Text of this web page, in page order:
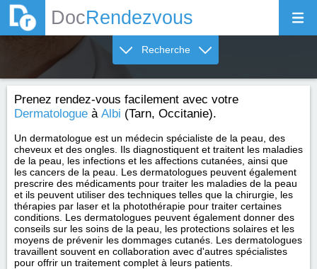
DocRendezvous
Recherche
Prenez rendez-vous facilement avec votre
Dermatologue à Albi (Tarn, Occitanie).
Un dermatologue est un médecin spécialiste de la peau, des
cheveux et des ongles. Ils diagnostiquent et traitent les maladies
de la peau, les infections et les affections cutanées, ainsi que
les cancers de la peau. Les dermatologues peuvent également
prescrire des médicaments pour traiter les maladies de la peau
et ils peuvent utiliser des techniques telles que la chirurgie, les
thérapies par laser et la photothérapie pour traiter certaines
conditions. Les dermatologues peuvent également donner des
conseils sur les soins de la peau, les protections solaires et les
moyens de prévenir les dommages cutanés. Les dermatologues
travaillent souvent en collaboration avec d'autres spécialistes
pour offrir un traitement complet à leurs patients.